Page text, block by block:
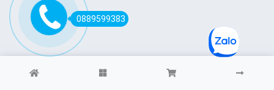
0889599383